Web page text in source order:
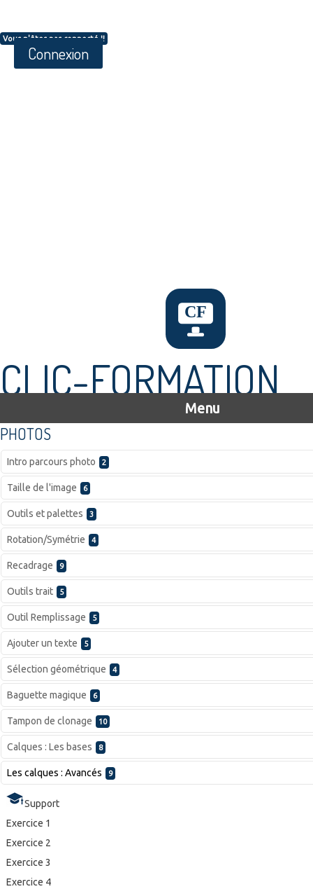
Vous n'êtes pas connecté !!
Connexion
CLIC-FORMATION
Menu
PHOTOS
Intro parcours photo 2
Taille de l'image 6
Outils et palettes 3
Rotation/Symétrie 4
Recadrage 9
Outils trait 5
Outil Remplissage 5
Ajouter un texte 5
Sélection géométrique 4
Baguette magique 6
Tampon de clonage 10
Calques : Les bases 8
Les calques : Avancés 9
Support
Exercice 1
Exercice 2
Exercice 3
Exercice 4